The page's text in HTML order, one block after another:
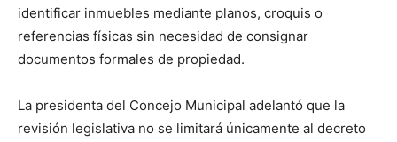
identificar inmuebles mediante planos, croquis o
referencias físicas sin necesidad de consignar
documentos formales de propiedad.
La presidenta del Concejo Municipal adelantó que la
revisión legislativa no se limitará únicamente al decreto